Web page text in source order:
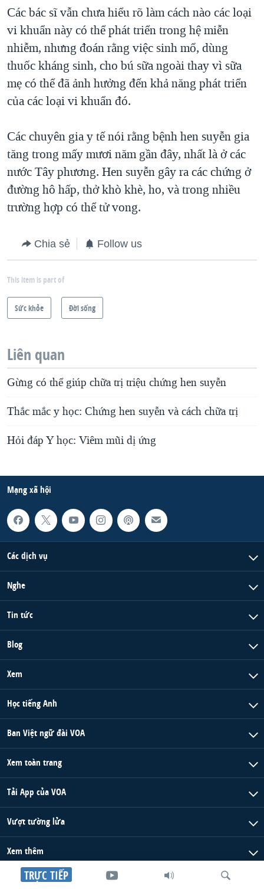
TRỰC TIẾP
Các bác sĩ vẫn chưa hiểu rõ làm cách nào các loại
vi khuẩn này có thể phát triển trong hệ miễn
nhiễm, nhưng đoán rằng việc sinh mổ, dùng
thuốc kháng sinh, cho bú sữa ngoài thay vì sữa
mẹ có thể đã ảnh hưởng đến khả năng phát triển
của các loại vi khuẩn đó.
Các chuyên gia y tế nói rằng bệnh hen suyễn gia
tăng trong mấy mươi năm gần đây, nhất là ở các
nước Tây phương. Hen suyễn gây ra các chứng ở
đường hô hấp, thở khò khè, ho, và trong nhiều
trường hợp có thể tử vong.
Chia sẻ Follow us
This item is part of
Sức khỏe Ðời sống
Liên quan
Gừng có thể giúp chữa trị triệu chứng hen suyễn
Thắc mắc y học: Chứng hen suyễn và cách chữa trị
Hỏi đáp Y học: Viêm mũi dị ứng
Mạng xã hội
Các dịch vụ
Nghe
Tin tức
Blog
Xem
Học tiếng Anh
Ban Việt ngữ đài VOA
Xem toàn trang
Tải App của VOA
Vượt tường lửa
Xem thêm